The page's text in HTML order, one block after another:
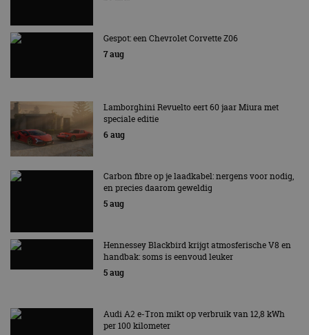
Gespot: een Chevrolet Corvette Z06
7 aug
Lamborghini Revuelto eert 60 jaar Miura met
speciale editie
6 aug
Carbon fibre op je laadkabel: nergens voor nodig,
en precies daarom geweldig
5 aug
Hennessey Blackbird krijgt atmosferische V8 en
handbak: soms is eenvoud leuker
5 aug
Audi A2 e-Tron mikt op verbruik van 12,8 kWh
per 100 kilometer